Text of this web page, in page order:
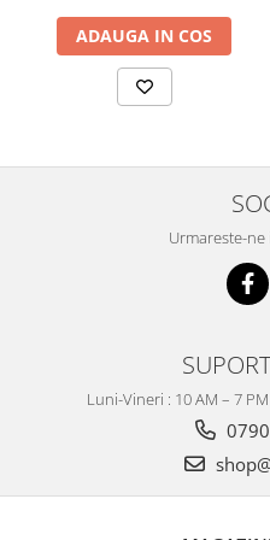
ADAUGA IN COS
Urmareste-
Luni-Vineri : 10 AM – 7